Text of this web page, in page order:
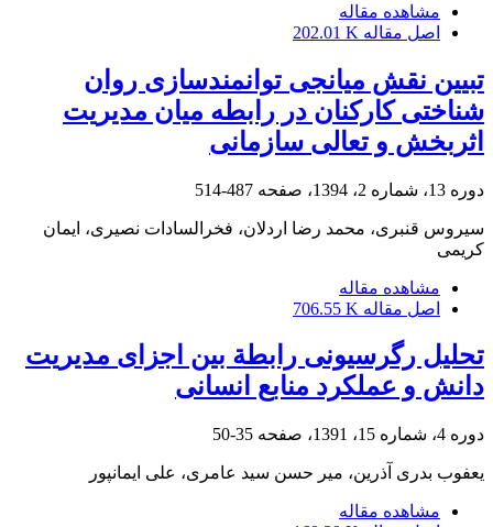
مشاهده مقاله
اصل مقاله 202.01 K
تبیین نقش میانجی توانمندسازی روان
شناختی کارکنان در رابطه میان مدیریت
اثربخش و تعالی سازمانی
دوره 13، شماره 2، 1394، صفحه 487-514
سیروس قنبری، محمد رضا اردلان، فخرالسادات نصیری، ایمان
کریمی
مشاهده مقاله
اصل مقاله 706.55 K
تحلیل رگرسیونی رابطة بین اجزای مدیریت
دانش و عملکرد منابع انسانی
دوره 4، شماره 15، 1391، صفحه 35-50
یعفوب بدری آذرین، میر حسن سید عامری، علی ایمانپور
مشاهده مقاله